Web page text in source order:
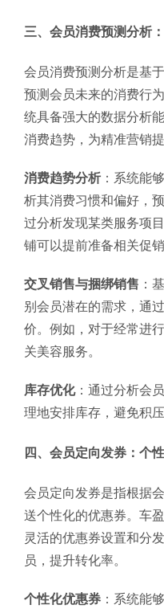
三、会员消费预测分析
会员消费预测分析是基
预测会员未来的消费行
统具备强大的数据分析
消费趋势，为精准营销
消费趋势分析 ：系统能
析其消费习惯和偏好，
过分析发现某类服务项
铺可以提前准备相关促销
交叉销售与捆绑销售 ：
别会员潜在的需求，通
价。例如，对于经常进
关美容服务。
库存优化：通过分析会
理地安排库存，避免积
四、会员定向发券：个
会员定向发券是指根据
送个性化的优惠券。车
灵活的优惠券设置和分
员，提升转化率。
个性化优惠券 ：系统能